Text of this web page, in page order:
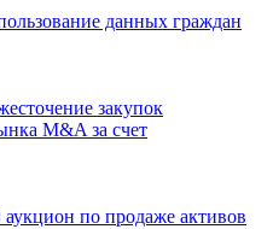
данных граждан
закупок
M&A за счет
по продаже активов